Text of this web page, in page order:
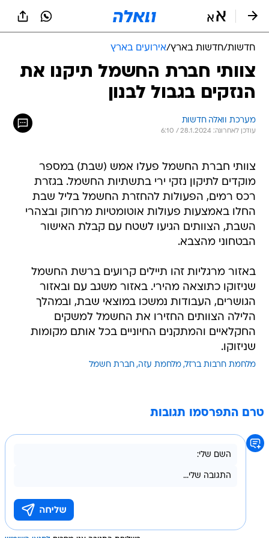
חדשות/חדשות בארץ/אירועים בארץ
צוותי חברת החשמל תיקנו את
הנזקים בגבול לבנון
מערכת וואלה חדשות
עודכן לאחרונה: 28.1.2024 / 6:10
צוותי חברת החשמל פעלו אמש (שבת) במספר
מוקדים לתיקון נזקי ירי בתשתיות החשמל. בגזרת
רכס רמים, הפעולות להחזרת החשמל בליל שבת
החלו באמצעות פעולות אוטומטיות מרחוק ובצהרי
השבת, הצוותים הגיעו לשטח עם קבלת האישור
הבטחוני מהצבא.
באזור מרגליות זהו תיילים קרועים ברשת החשמל
שניזוקו כתוצאה מהירי. באזור משגב עם ובאזור
הגושרים, העבודות נמשכו במוצאי שבת, ובמהלך
הלילה הצוותים החזירו את החשמל למשקים
החקלאיים והמתקנים החיוניים בכל אותם מקומות
שניזוקו.
מלחמת חרבות ברזל מלחמת עזה חברת חשמל
טרם התפרסמו תגובות